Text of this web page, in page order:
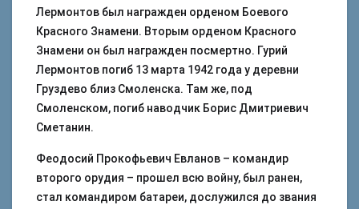
Лермонтов был награжден орденом Боевого
Красного Знамени. Вторым орденом Красного
Знамени он был награжден посмертно. Гурий
Лермонтов погиб 13 марта 1942 года у деревни
Груздево близ Смоленска. Там же, под
Смоленском, погиб наводчик Борис Дмитриевич
Сметанин.
Феодосий Прокофьевич Евланов – командир
второго орудия – прошел всю войну, был ранен,
стал командиром батареи, дослужился до звания